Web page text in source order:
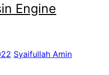
Engine
Syaifullah Amin